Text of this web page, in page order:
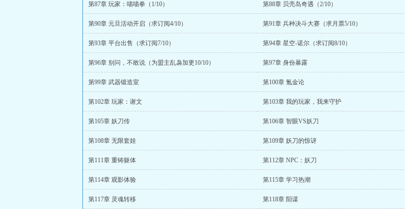
第87章 玩家：喵喵拳（1/10） 第88章 贝壳岛奇遇（2/10）
第90章 元旦活动开启（求订阅4/10） 第91章 兵种决斗大赛（求月票5/10）
第93章 平台出售（求订阅7/10） 第94章 星空-诺尔（求订阅8/10）
第96章 别问，不敢说（为盟主乱袅加更10/10） 第97章 身份暴露
第99章 武器锻造室 第100章 氪金论
第102章 玩家：谢文 第103章 我的玩家，我来守护
第105章 妖刀传 第106章 智眼VS妖刀
第108章 无限套娃 第109章 妖刀的惊讶
第111章 重铸躯体 第112章 NPC：妖刀
第114章 观影体验 第115章 学习热潮
第117章 灵魂转移 第118章 阳谋